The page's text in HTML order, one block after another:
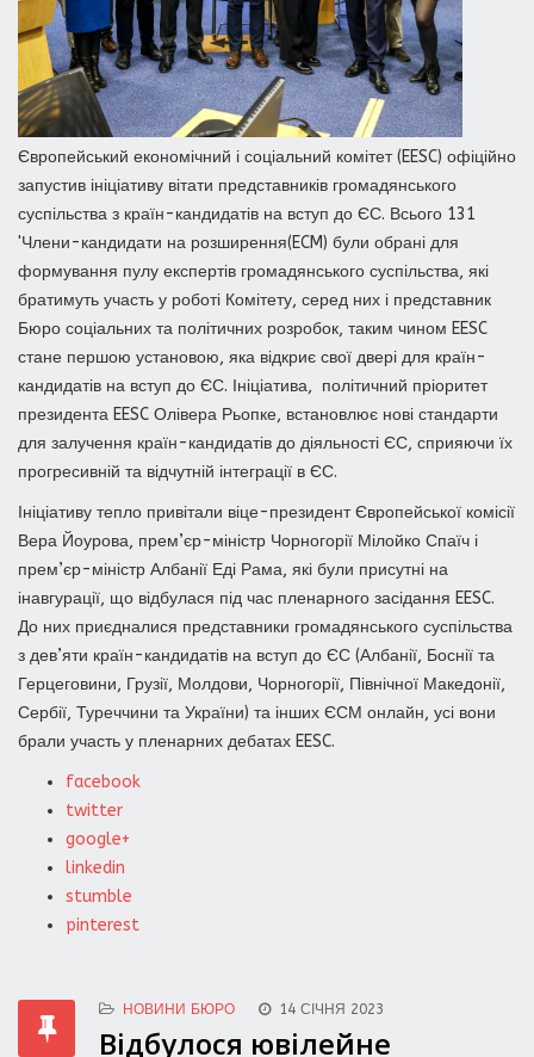
Європейський економічний і соціальний комітет (EESC) офіційно
запустив ініціативу вітати представників громадянського
суспільства з країн-кандидатів на вступ до ЄС. Всього 131
'Члени-кандидати на розширення(ECM) були обрані для
формування пулу експертів громадянського суспільства, які
братимуть участь у роботі Комітету, серед них і представник
Бюро соціальних та політичних розробок, таким чином EESC
стане першою установою, яка відкриє свої двері для країн-
кандидатів на вступ до ЄС. Ініціатива, політичний пріоритет
президента EESC Олівера Рьопке, встановлює нові стандарти
для залучення країн-кандидатів до діяльності ЄС, сприяючи їх
прогресивній та відчутній інтеграції в ЄС.
Ініціативу тепло привітали віце-президент Європейської комісії
Вера Йоурова, прем’єр-міністр Чорногорії Мілойко Спаїч і
прем’єр-міністр Албанії Еді Рама, які були присутні на
інавгурації, що відбулася під час пленарного засідання EESC.
До них приєдналися представники громадянського суспільства
з дев’яти країн-кандидатів на вступ до ЄС (Албанії, Боснії та
Герцеговини, Грузії, Молдови, Чорногорії, Північної Македонії,
Сербії, Туреччини та України) та інших ЄСМ онлайн, усі вони
брали участь у пленарних дебатах EESC.
facebook
twitter
google+
linkedin
stumble
pinterest
НОВИНИ БЮРО 14 СІЧНЯ 2023
Відбулося ювілейне